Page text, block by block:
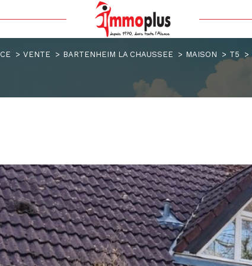
Voir les0annonces
VENTE BARTENHEIM LA CHAUSSEE MAISON T5